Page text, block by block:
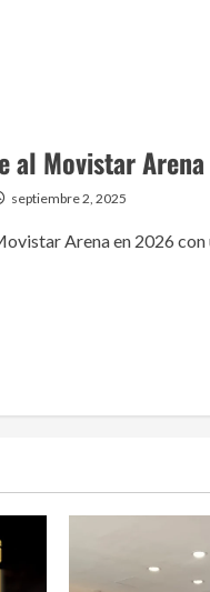
al Movistar
septiembre 2, 2025
Arena en 2026 con